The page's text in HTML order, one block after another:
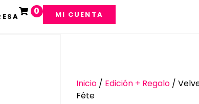
0 MI CUENTA
Inicio/ Edición + Regalo/
Fête